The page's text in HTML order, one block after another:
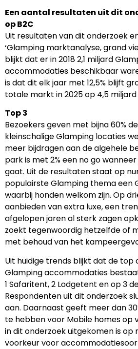
Een aantal resultaten uit dit
op B2C
Uit resultaten van dit onderzoek
‘Glamping marktanalyse, grand
blijkt dat er in 2018 2,1 miljard
accommodaties beschikbaar
is dat dit elk jaar met 12,5% blijft
totale markt in 2025 op 4,5
Top 3
Bezoekers geven met bijna 60%
kleinschalige Glamping locaties
meer bijdragen aan de algehele
park is met 2% een no go
gaat. Uit de resultaten staat op
populairste Glamping thema een
waarbij honden welkom zijn. Op
aanbieden van extra luxe, een
afgelopen jaren al sterk zagen
zoekt tegenwoordig hetzelfde of
met behoud van het
Uit huidige trends blijkt dat de top
Glamping accommodaties
1 Safaritent, 2 Lodgetent en op 3
Respondenten uit dit onderzoek
aan. Daarnaast geeft meer dan
te hebben voor Mobile homes op
in dit onderzoek uitgekomen is op
voorkeur voor